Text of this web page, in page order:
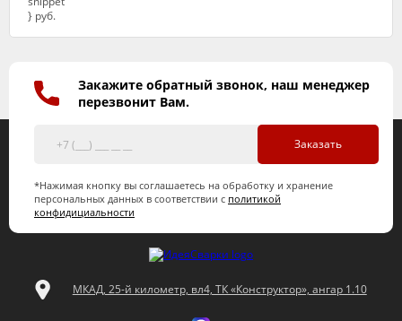
Закажите обратный звонок, наш менеджер
перезвонит Вам.
Заказать
*Нажимая кнопку вы соглашаетесь на обработку и хранение
персональных данных в соответствии с политикой
конфидициальности
МКАД, 25-й километр, вл4, ТК «Конструктор», ангар 1.10